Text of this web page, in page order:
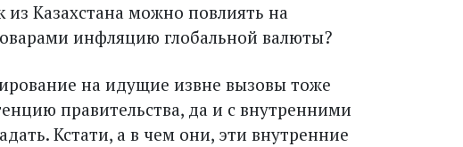
из Казахстана можно повлиять на
инфляцию глобальной валюты?
на идущие извне вызовы тоже
правительства, да и с внутренними
Кстати, а в чем они, эти внутренние